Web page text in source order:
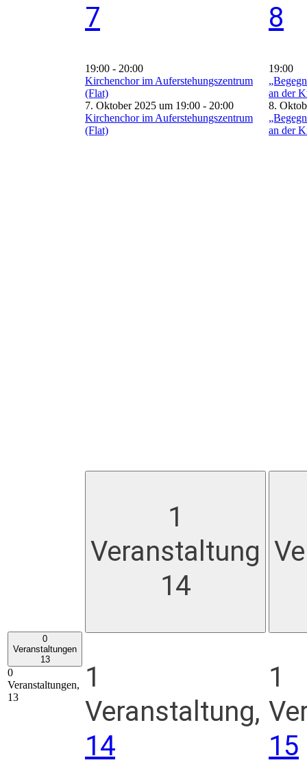
7
19:00 - 20:00
Kirchenchor im Auferstehungszentrum
(Flat)
7. Oktober 2025 um 19:00 - 20:00
Kirchenchor im Auferstehungszentrum
(Flat)
8
19:00
an der
8.
an der
0
Veranstaltungen
13
0
Veranstaltungen,
13
1
Veranstaltung
14
1
Veranstaltung,
14
1
15